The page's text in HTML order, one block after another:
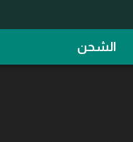
الشحن